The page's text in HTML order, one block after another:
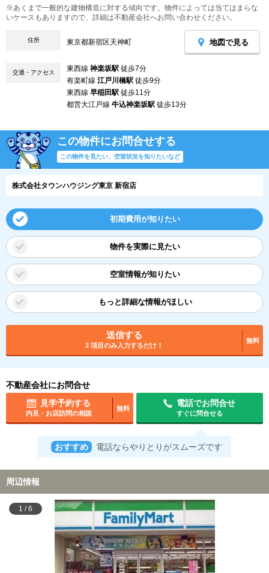
※あくまで一般的な建物構造に対する傾向です。物件によっては当てはまらな
いケースもありますので、詳細は不動産会社へお問い合わせください。
住所 東京都新宿区天神町 地図で見る
交通・アクセス 東西線 神楽坂駅 徒歩7分
有楽町線 江戸川橋駅 徒歩9分
東西線 早稲田駅 徒歩11分
都営大江戸線 牛込神楽坂駅 徒歩13分
この物件にお問合せする
この物件を見たい、空室状況を知りたいなど
株式会社タウンハウジング東京 新宿店
初期費用が知りたい
物件を実際に見たい
空室情報が知りたい
もっと詳細な情報がほしい
送信する
2 項目のみ入力するだけ！
無料
不動産会社にお問合せ
見学予約する
内見・お店訪問の相談
無料
電話でお問合せ
すぐに問合せる
おすすめ 電話ならやりとりがスムーズです
周辺情報
1 /6